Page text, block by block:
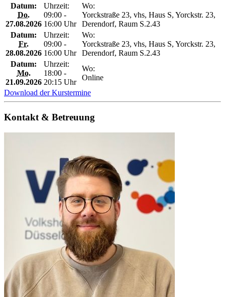
Datum:
Do.
27.08.2026
Uhrzeit:
09:00 -
16:00 Uhr
Wo:
Yorckstraße 23, vhs, Haus S, Yorckstr. 23,
Derendorf, Raum S.2.43
Datum:
Fr.
28.08.2026
Uhrzeit:
09:00 -
16:00 Uhr
Wo:
Yorckstraße 23, vhs, Haus S, Yorckstr. 23,
Derendorf, Raum S.2.43
Datum:
Mo.
21.09.2026
Uhrzeit:
18:00 -
20:15 Uhr
Wo:
Online
Download der Kurstermine
Kontakt & Betreuung